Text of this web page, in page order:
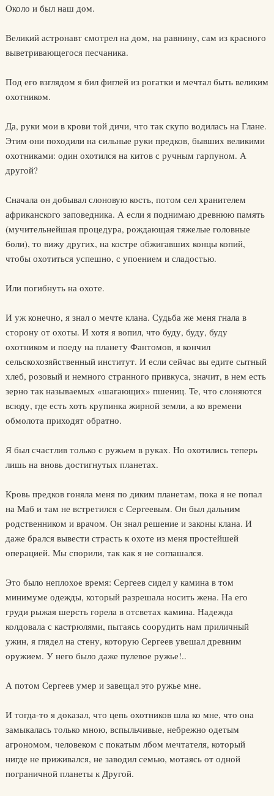
Около и был наш дом.
Великий астронавт смотрел на дом, на равнину, сам из красного
выветривающегося песчаника.
Под его взглядом я бил фиглей из рогатки и мечтал быть великим
охотником.
Да, руки мои в крови той дичи, что так скупо водилась на Глане.
Этим они походили на сильные руки предков, бывших великими
охотниками: один охотился на китов с ручным гарпуном. А
другой?
Сначала он добывал слоновую кость, потом сел хранителем
африканского заповедника. А если я поднимаю древнюю память
(мучительнейшая процедура, рождающая тяжелые головные
боли), то вижу других, на костре обжигавших концы копий,
чтобы охотиться успешно, с упоением и сладостью.
Или погибнуть на охоте.
И уж конечно, я знал о мечте клана. Судьба же меня гнала в
сторону от охоты. И хотя я вопил, что буду, буду, буду
охотником и поеду на планету Фантомов, я кончил
сельскохозяйственный институт. И если сейчас вы едите сытный
хлеб, розовый и немного странного привкуса, значит, в нем есть
зерно так называемых «шагающих» пшениц. Те, что слоняются
всюду, где есть хоть крупинка жирной земли, а ко времени
обмолота приходят обратно.
Я был счастлив только с ружьем в руках. Но охотились теперь
лишь на вновь достигнутых планетах.
Кровь предков гоняла меня по диким планетам, пока я не попал
на Маб и там не встретился с Сергеевым. Он был дальним
родственником и врачом. Он знал решение и законы клана. И
даже брался вывести страсть к охоте из меня простейшей
операцией. Мы спорили, так как я не соглашался.
Это было неплохое время: Сергеев сидел у камина в том
минимуме одежды, который разрешала носить жена. На его
груди рыжая шерсть горела в отсветах камина. Надежда
колдовала с кастрюлями, пытаясь соорудить нам приличный
ужин, я глядел на стену, которую Сергеев увешал древним
оружием. У него было даже пулевое ружье!..
А потом Сергеев умер и завещал это ружье мне.
И тогда-то я доказал, что цепь охотников шла ко мне, что она
замыкалась только мною, вспыльчивые, небрежно одетым
агрономом, человеком с покатым лбом мечтателя, который
нигде не приживался, не заводил семью, мотаясь от одной
пограничной планеты к Другой.